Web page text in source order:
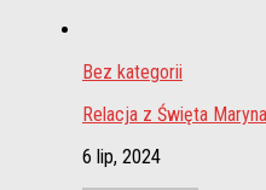
Bez kategorii
Relacja z Święta
6 lip, 2024